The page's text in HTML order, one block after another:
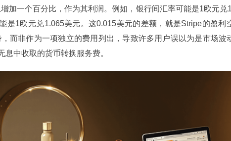
加一个百分比，作为其利润。例如，银行间汇率可能是1欧元兑
是1欧元兑1.065美元。这0.015美元的差额，就是Stripe的盈利
而非作为一项独立的费用列出，导致许多用户误以为是市场波
中收取的货币转换服务费。